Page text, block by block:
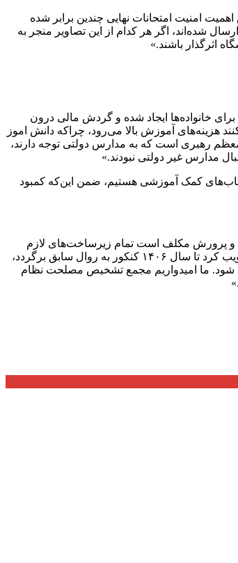
امنیت امتحانات نهایی چندین برابر شده
شده‌اند، اگر هر کدام از این تصاویر منجر به
اثرگذار باشند.»
خانواده‌ها ایجاد شده و گردش مالی درون
هزینه‌های آموزش بالا می‌رود، چراکه دانش اموز
رهبری است که به مدارس دولتی توجه دارند،
مدارس غیر دولتی نبودند.»
کمک آموزشی هستیم، ضمن این‌که کمبود
و پرورش مکلف است تمام زیرساخت‌های لازم
برای اعمال اثر قطعی نمرات دانش اموزان در نتایج ورود به دانشگاه‌ها را تا سال ۱۴۰۶ ایجاد کند و از آن سال به بعد اثر قطعی معدل اعمال شود، مجلس تصویب کرد تا سال ۱۴۰۶ کنکور به روال سابق برگردد،
شود. ما امیدواریم مجمع تشخیص مصلحت نظام